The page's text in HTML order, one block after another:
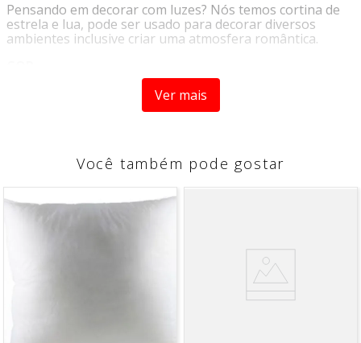
Pensando em decorar com luzes? Nós temos cortina de
estrela e lua, pode ser usado para decorar diversos
ambientes inclusive criar uma atmosfera romântica.
d’água, precisa ser protegido)
Pequeno diâmetro Estrela: 10 cm
Grande diâmetro da lua: 19 cm
Ver mais
Você também pode gostar